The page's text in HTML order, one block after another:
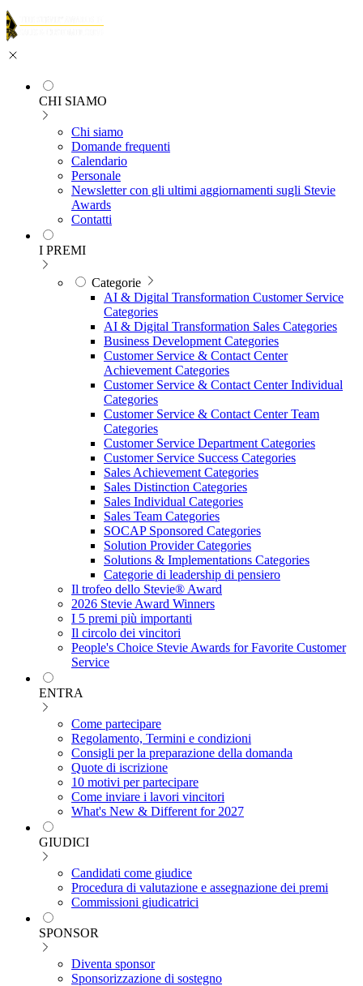
CHI SIAMO
Chi siamo
Domande frequenti
Calendario
Personale
Newsletter con gli ultimi aggiornamenti sugli Stevie
Awards
Contatti
I PREMI
Categorie
AI & Digital Transformation Customer Service
Categories
AI & Digital Transformation Sales Categories
Business Development Categories
Customer Service & Contact Center
Achievement Categories
Customer Service & Contact Center Individual
Categories
Customer Service & Contact Center Team
Categories
Customer Service Department Categories
Customer Service Success Categories
Sales Achievement Categories
Sales Distinction Categories
Sales Individual Categories
Sales Team Categories
SOCAP Sponsored Categories
Solution Provider Categories
Solutions & Implementations Categories
Categorie di leadership di pensiero
Il trofeo dello Stevie® Award
2026 Stevie Award Winners
I 5 premi più importanti
Il circolo dei vincitori
People's Choice Stevie Awards for Favorite Customer
Service
ENTRA
Come partecipare
Regolamento, Termini e condizioni
Consigli per la preparazione della domanda
Quote di iscrizione
10 motivi per partecipare
Come inviare i lavori vincitori
What's New & Different for 2027
GIUDICI
Candidati come giudice
Procedura di valutazione e assegnazione dei premi
Commissioni giudicatrici
SPONSOR
Diventa sponsor
Sponsorizzazione di sostegno